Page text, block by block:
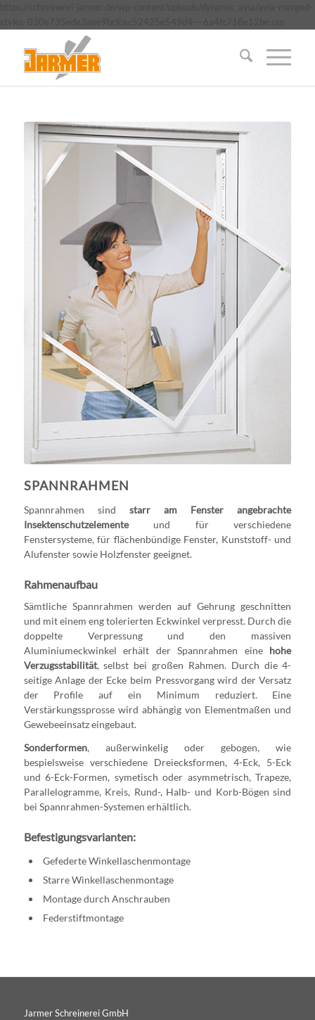
SPANNRAHMEN
Spannrahmen sind starr am Fenster angebrachte
Insektenschutzelementeund für verschiedene
Fenstersysteme, für flächenbündige Fenster, Kunststoff- und
Alufenster sowie Holzfenster geeignet.
Rahmenaufbau
Sämtliche Spannrahmen werden auf Gehrung geschnitten
und mit einem eng tolerierten Eckwinkel verpresst. Durch die
doppelte Verpressung und den massiven
Aluminiumeckwinkel erhält der Spannrahmen eine hohe
Verzugsstabilität, selbst bei großen Rahmen. Durch die 4-
seitige Anlage der Ecke beim Pressvorgang wird der Versatz
der Profile auf ein Minimum reduziert. Eine
Verstärkungssprosse wird abhängig von Elementmaßen und
Gewebeeinsatz eingebaut.
Sonderformen, außerwinkelig oder gebogen, wie
bespielsweise verschiedene Dreiecksformen, 4-Eck, 5-Eck
und 6-Eck-Formen, symetisch oder asymmetrisch, Trapeze,
Parallelogramme, Kreis, Rund-, Halb- und Korb-Bögen sind
bei Spannrahmen-Systemen erhältlich.
Befestigungsvarianten:
Gefederte Winkellaschenmontage
Starre Winkellaschenmontage
Montage durch Anschrauben
Federstiftmontage
Jarmer Schreinerei GmbH